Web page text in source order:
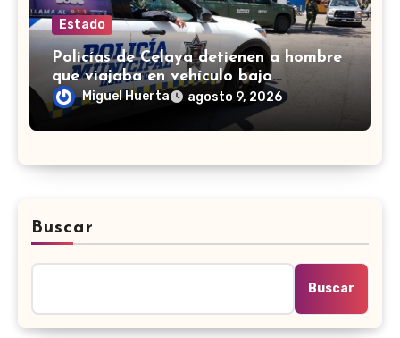
Estado
Policías de Celaya detienen a hombre
que viajaba en vehículo bajo
investigación
Miguel Huerta agosto 9, 2026
Buscar
Buscar